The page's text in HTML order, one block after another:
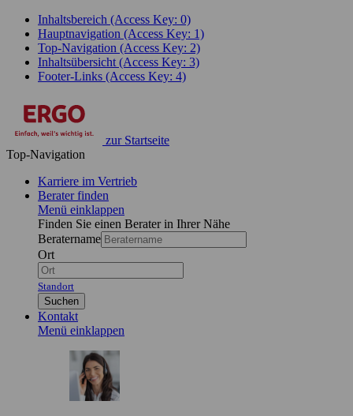
Inhaltsbereich (Access Key: 0)
Hauptnavigation (Access Key: 1)
Top-Navigation (Access Key: 2)
Inhaltsübersicht (Access Key: 3)
Footer-Links (Access Key: 4)
zur Startseite
Top-Navigation
Karriere im Vertrieb
Berater finden
Menü einklappen
Finden Sie einen Berater in Ihrer Nähe
Beratername
Ort
Standort
Suchen
Kontakt
Menü einklappen